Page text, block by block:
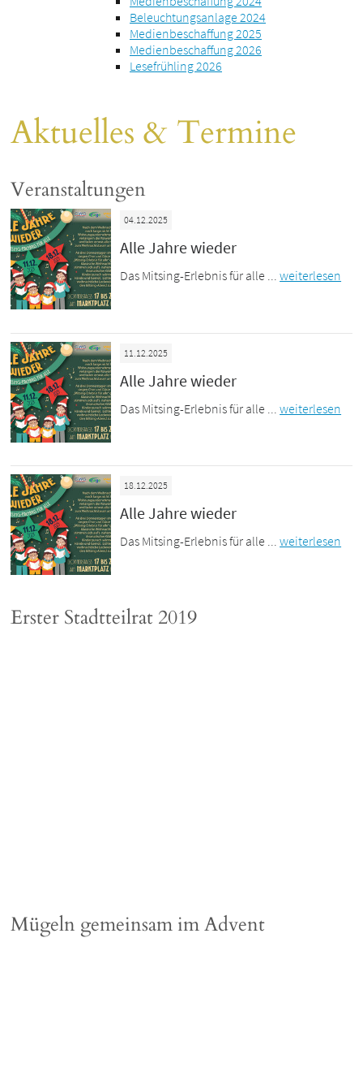
Beleuchtungsanlage 2024
Medienbeschaffung 2025
Medienbeschaffung 2026
Lesefrühling 2026
Aktuelles & Termine
Veranstaltungen
04.12.2025
Alle Jahre wieder
Das Mitsing-Erlebnis für alle ...weiterlesen
11.12.2025
Alle Jahre wieder
Das Mitsing-Erlebnis für alle ...weiterlesen
18.12.2025
Alle Jahre wieder
Das Mitsing-Erlebnis für alle ...weiterlesen
Erster Stadtteilrat 2019
Mügeln gemeinsam im Advent